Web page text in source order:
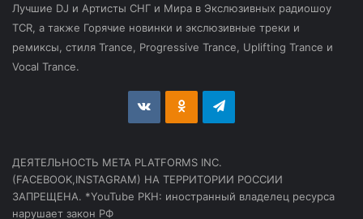
Лучшие DJ и Артисты СНГ и Мира в Экслюзивных радиошоу
TCR, а также Горячие новинки и экслюзивные треки и
ремиксы, стиля Trance, Progressive Trance, Uplifting Trance и
Vocal Trance.
vk.com Odnoklassniki
Telegram
ДЕЯТЕЛЬНОСТЬ МЕТА PLATFORMS INC.
(FACEBOOK,INSTAGRAM) НА ТЕРРИТОРИИ РОССИИ
ЗАПРЕЩЕНА. *YouTube РКН: иностранный владелец ресурса
нарушает закон РФ